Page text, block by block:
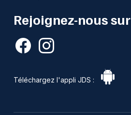
Rejoignez-nous sur
Téléchargez l'appli JDS :